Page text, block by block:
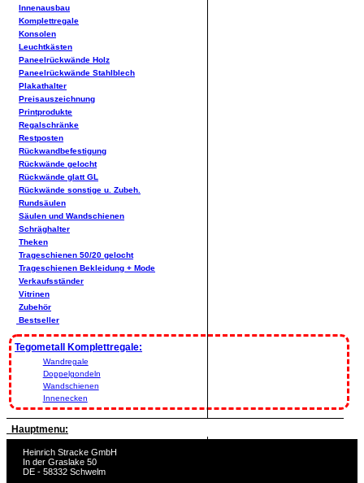
Innenausbau
Komplettregale
Konsolen
Leuchtkästen
Paneelrückwände Holz
Paneelrückwände Stahlblech
Plakathalter
Preisauszeichnung
Printprodukte
Regalschränke
Restposten
Rückwandbefestigung
Rückwände gelocht
Rückwände glatt GL
Rückwände sonstige u. Zubeh.
Rundsäulen
Säulen und Wandschienen
Schräghalter
Theken
Trageschienen 50/20 gelocht
Trageschienen Bekleidung + Mode
Verkaufsständer
Vitrinen
Zubehör
Bestseller
Tegometall Komplettregale:
Wandregale
Doppelgondeln
Wandschienen
Innenecken
Hauptmenu:
Heinrich Stracke GmbH
In der Graslake 50
DE - 58332 Schwelm